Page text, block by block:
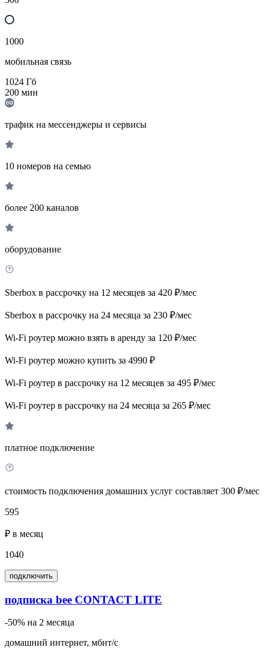
1000
мобильная связь
1024 Гб
200 мин
трафик на мессенджеры и сервисы
10 номеров на семью
более 200 каналов
оборудование
Sberbox в рассрочку на 12 месяцев за 420 ₽/мес
Sberbox в рассрочку на 24 месяца за 230 ₽/мес
Wi-Fi роутер можно взять в аренду за 120 ₽/мес
Wi-Fi роутер можно купить за 4990 ₽
Wi-Fi роутер в рассрочку на 12 месяцев за 495 ₽/мес
Wi-Fi роутер в рассрочку на 24 месяца за 265 ₽/мес
платное подключение
стоимость подключения домашних услуг составляет 300 ₽/мес
595
₽ в месяц
1040
подключить
подписка bee CONTACT LITE
-50% на 2 месяца
домашний интернет, мбит/с